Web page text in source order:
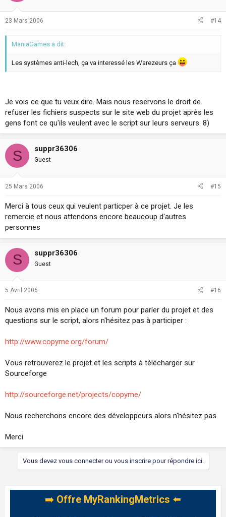
23 Mars 2006 #14
ManiaGames a dit:
Les systèmes anti-lech, ça va interessé les Warezeurs ça
Je vois ce que tu veux dire. Mais nous reservons le droit de
refuser les fichiers suspects sur le site web du projet après les
gens font ce qu'ils veulent avec le script sur leurs serveurs. 8)
S suppr36306
Guest
25 Mars 2006 #15
Merci à tous ceux qui veulent particper à ce projet. Je les
remercie et nous attendons encore beaucoup d'autres
personnes
S suppr36306
Guest
5 Avril 2006 #16
Nous avons mis en place un forum pour parler du projet et des
questions sur le script, alors n'hésitez pas à participer :
http://www.copyme.org/forum/
Vous retrouverez le projet et les scripts à télécharger sur
Sourceforge
http://sourceforge.net/projects/copyme/
Nous recherchons encore des développeurs alors n'hésitez pas.
Merci
Vous devez vous connecter ou vous inscrire pour répondre ici.
➡️ Offre MyRankingMetrics ⬅️